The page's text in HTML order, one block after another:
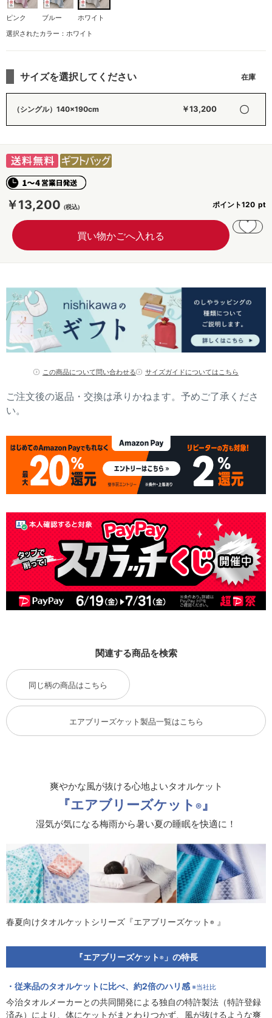
￥13,200 ポイント120
ピンク ブルー
ホワイト
選択されたカラー：ホワイト
サイズを選択してください
（シングル）140×190cm ￥13,200 〇
この商品について問い合わせる サイズガイドについてはこちら
ご注文後の返品・交換は承りかねます。予めご了承くださ
い。
爽やかな風が抜ける心地よいタオルケット
『エアブリーズケット ®』
湿気が気になる梅雨から暑い夏の睡眠を快適に！
春夏向けタオルケットシリーズ『エアブリーズケット ® 』
『エアブリーズケット® 」の特長
従来品のタオルケットに比べ、約2倍のハリ感 ※当社比
今治タオルメーカーとの共同開発による独自の特許製法（特許登録
済み）により、体にケットがまとわりつかず、風が抜けるような爽
関連する商品を検索
同じ柄の商品はこちら
エアブリーズケット製品一覧はこちら